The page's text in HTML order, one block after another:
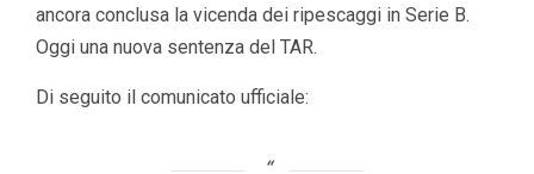
ancora conclusa la vicenda dei ripescaggi in Serie B.
Oggi una nuova sentenza del TAR.
Di seguito il comunicato ufficiale: